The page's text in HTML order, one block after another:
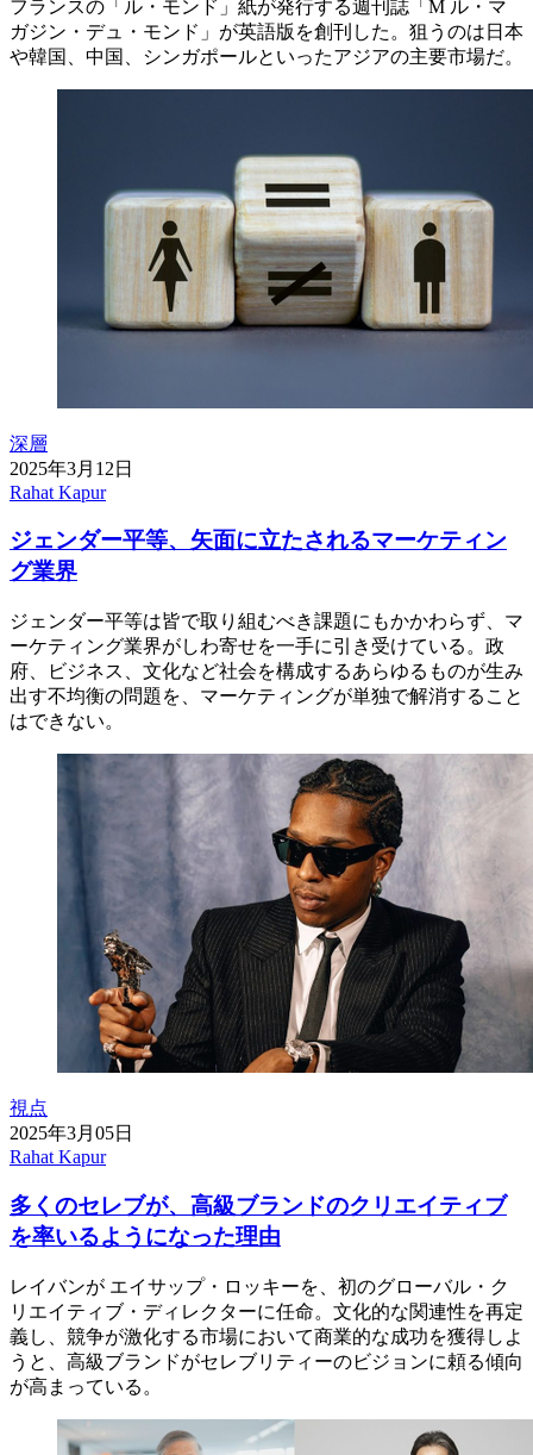
フランスの「ル・モンド」紙が発行する週刊誌「M ル・マ
ガジン・デュ・モンド」が英語版を創刊した。狙うのは日本
や韓国、中国、シンガポールといったアジアの主要市場だ。
深層
2025年3月12日
Rahat Kapur
ジェンダー平等、矢面に立たされるマーケティン
グ業界
ジェンダー平等は皆で取り組むべき課題にもかかわらず、マ
ーケティング業界がしわ寄せを一手に引き受けている。政
府、ビジネス、文化など社会を構成するあらゆるものが生み
出す不均衡の問題を、マーケティングが単独で解消すること
はできない。
視点
2025年3月05日
Rahat Kapur
多くのセレブが、高級ブランドのクリエイティブ
を率いるようになった理由
レイバンが エイサップ・ロッキーを、初のグローバル・ク
リエイティブ・ディレクターに任命。文化的な関連性を再定
義し、競争が激化する市場において商業的な成功を獲得しよ
うと、高級ブランドがセレブリティーのビジョンに頼る傾向
が高まっている。